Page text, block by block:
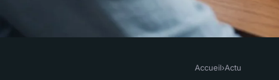
Accueil›Actu